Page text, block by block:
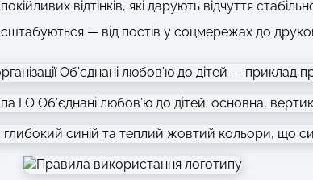
відтінків, які дарують відчуття
— від постів у соцмережах до